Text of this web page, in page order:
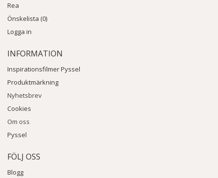
Rea
Önskelista (0)
Logga in
INFORMATION
Inspirationsfilmer Pyssel
Produktmärkning
Nyhetsbrev
Cookies
Om oss
Pyssel
FÖLJ OSS
Blogg